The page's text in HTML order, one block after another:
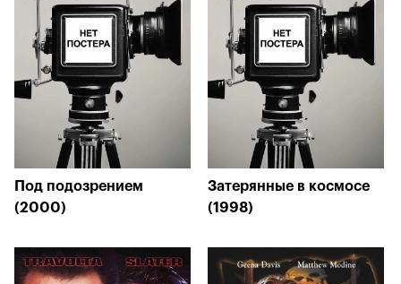
Под подозрением
(2000)
Затерянные в космосе
(1998)